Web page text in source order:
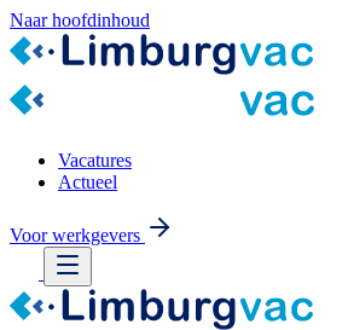
Naar hoofdinhoud
Vacatures
Actueel
Voor werkgevers